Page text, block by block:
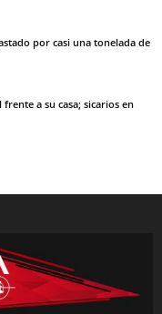
por casi una tonelada de
a su casa; sicarios en